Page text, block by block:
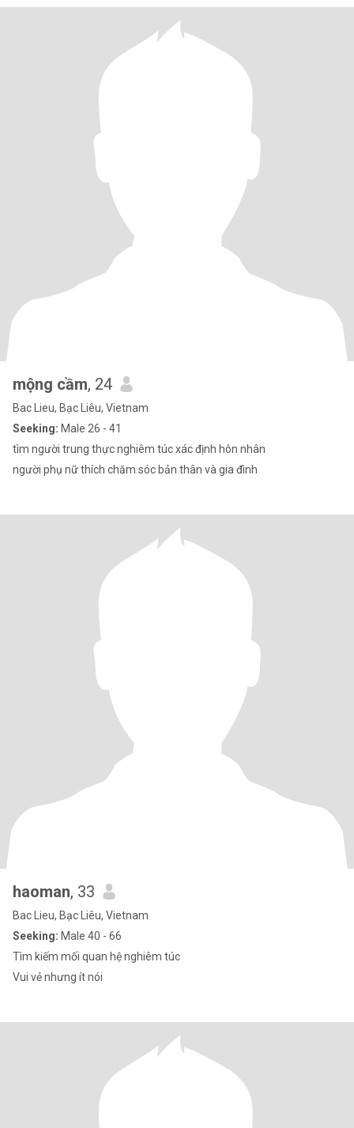
mộng cầm, 24
Bac Lieu, Bạc Liêu, Vietnam
Seeking: Male 26 - 41
tìm người trung thực nghiêm túc xác định hôn nhân
người phụ nữ thích chăm sóc bản thân và gia đình
haoman, 33
Bac Lieu, Bạc Liêu, Vietnam
Seeking: Male 40 - 66
Tìm kiếm mối quan hệ nghiêm túc
Vui vẻ nhưng ít nói